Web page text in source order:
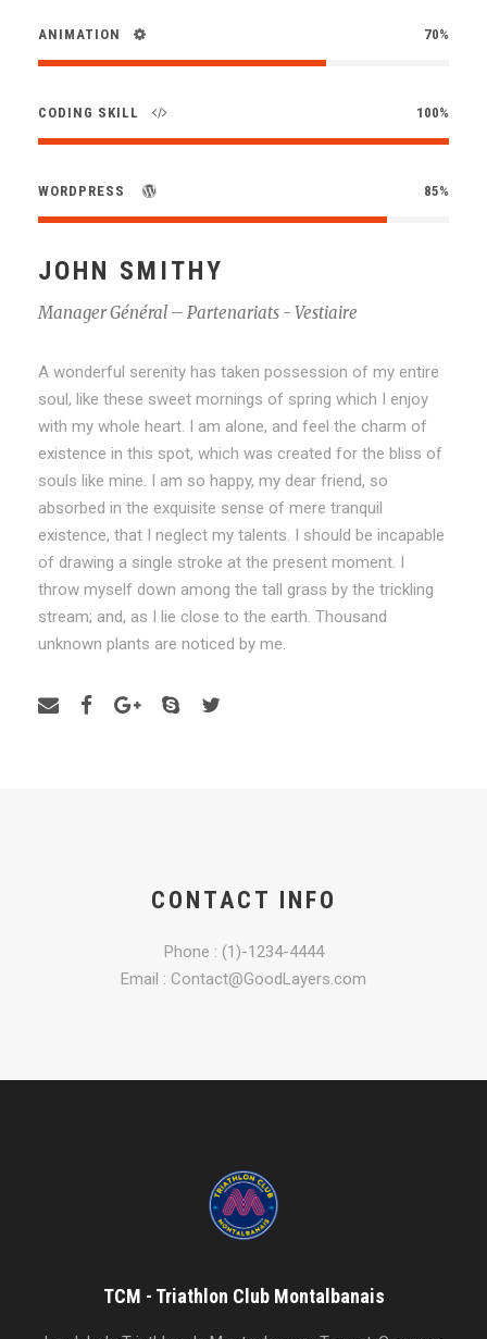
ANIMATION 70%
CODING SKILL 100%
WORDPRESS 85%
JOHN SMITHY
Manager Général – Partenariats - Vestiaire
A wonderful serenity has taken possession of my entire
soul, like these sweet mornings of spring which I enjoy
with my whole heart. I am alone, and feel the charm of
existence in this spot, which was created for the bliss of
souls like mine. I am so happy, my dear friend, so
absorbed in the exquisite sense of mere tranquil
existence, that I neglect my talents. I should be incapable
of drawing a single stroke at the present moment. I
throw myself down among the tall grass by the trickling
stream; and, as I lie close to the earth. Thousand
unknown plants are noticed by me.
CONTACT INFO
Phone : (1)-1234-4444
Email : Contact@GoodLayers.com
TCM - Triathlon Club Montalbanais